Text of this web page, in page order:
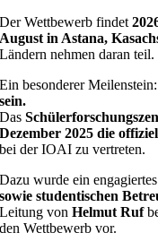
Der Wettbewerb findet
August in Astana,
Ländern nehmen daran teil.
Ein besonderer
sein.
Das
Dezember 2025 die
bei der IOAI zu vertreten.
Dazu wurde ein
sowie studentischen
Leitung vonHelmut Ruf
den Wettbewerb vor.